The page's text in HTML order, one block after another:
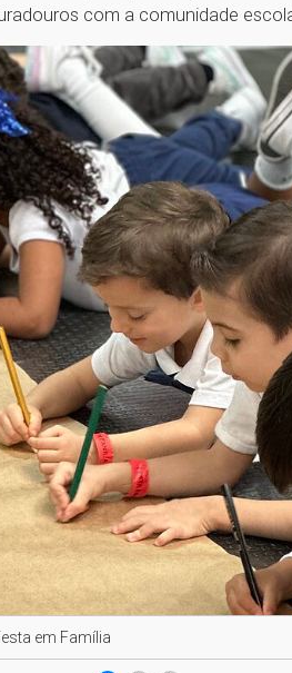
com a comunidade
em Família